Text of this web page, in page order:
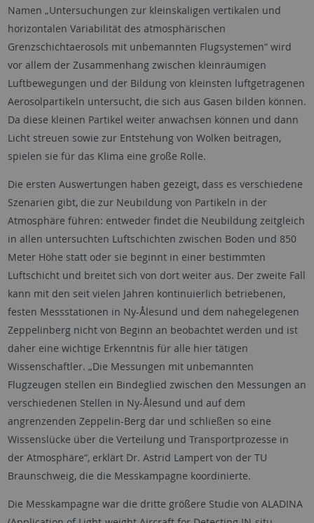
Namen „Untersuchungen zur kleinskaligen vertikalen und
horizontalen Variabilität des atmosphärischen
Grenzschichtaerosols mit unbemannten Flugsystemen“ wird
vor allem der Zusammenhang zwischen kleinräumigen
Luftbewegungen und der Bildung von kleinsten luftgetragenen
Aerosolpartikeln untersucht, die sich aus Gasen bilden können.
Da diese kleinen Partikel weiter anwachsen können und dann
Licht streuen sowie zur Entstehung von Wolken beitragen,
spielen sie für das Klima eine große Rolle.
Die ersten Auswertungen haben gezeigt, dass es verschiedene
Szenarien gibt, die zur Neubildung von Partikeln in der
Atmosphäre führen: entweder findet die Neubildung zeitgleich
in allen untersuchten Luftschichten zwischen Boden und 850
Meter Höhe statt oder sie beginnt in einer bestimmten
Luftschicht und breitet sich von dort weiter aus. Der zweite Fall
kann mit den seit vielen Jahren kontinuierlich betriebenen,
festen Messstationen in Ny-Ålesund und dem nahegelegenen
Zeppelinberg nicht von Beginn an beobachtet werden und ist
daher eine wichtige Erkenntnis für alle hier tätigen
Wissenschaftler. „Die Messungen mit unbemannten
Flugzeugen stellen ein Bindeglied zwischen den Messungen an
verschiedenen Stellen in Ny-Ålesund und auf dem
angrenzenden Zeppelin-Berg dar und schließen so eine
Wissenslücke über die Verteilung und Transportprozesse in
der Atmosphäre“, erklärt Dr. Astrid Lampert von der TU
Braunschweig, die die Messkampagne koordinierte.
Die Messkampagne war die dritte größere Studie von ALADINA